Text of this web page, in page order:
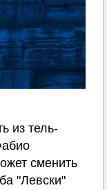
из тель-
сменить
"Левски"